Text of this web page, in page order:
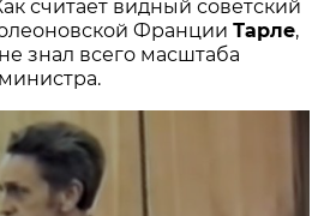
считает видный советский
ФранцииТарле,
знал всего масштаба